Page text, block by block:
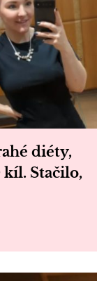
diéty,
kíl. Stačilo,